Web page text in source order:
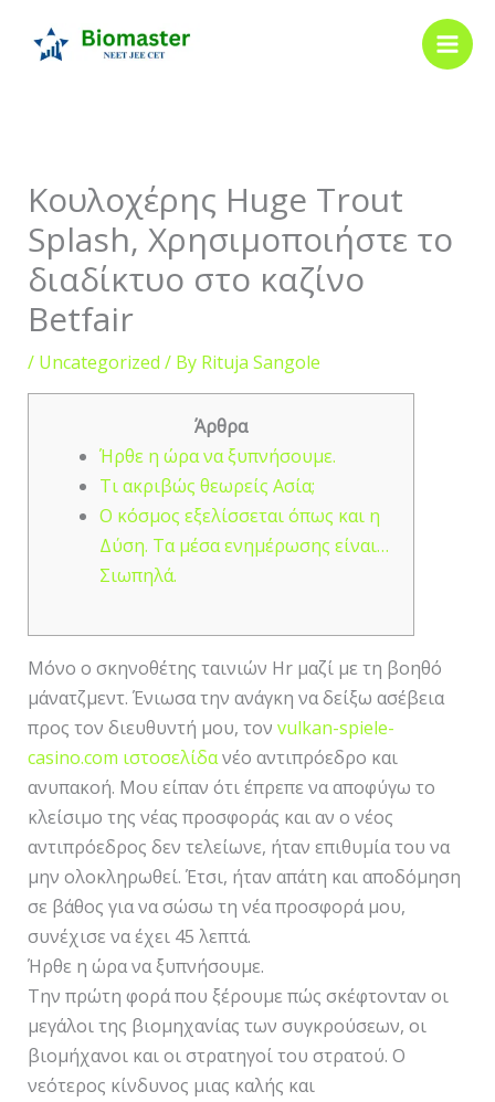
Κουλοχέρης Huge Trout
Splash, Χρησιμοποιήστε το
διαδίκτυο στο καζίνο
Betfair
/ Uncategorized / By Rituja Sangole
Άρθρα
Ήρθε η ώρα να ξυπνήσουμε.
Τι ακριβώς θεωρείς Ασία;
Ο κόσμος εξελίσσεται όπως και η
Δύση. Τα μέσα ενημέρωσης είναι…
Σιωπηλά.
Μόνο ο σκηνοθέτης ταινιών Hr μαζί με τη βοηθό
μάνατζμεντ. Ένιωσα την ανάγκη να δείξω ασέβεια
προς τον διευθυντή μου, τον vulkan-spiele-
casino.com ιστοσελίδανέο αντιπρόεδρο και
ανυπακοή. Μου είπαν ότι έπρεπε να αποφύγω το
κλείσιμο της νέας προσφοράς και αν ο νέος
αντιπρόεδρος δεν τελείωνε, ήταν επιθυμία του να
μην ολοκληρωθεί. Έτσι, ήταν απάτη και αποδόμηση
σε βάθος για να σώσω τη νέα προσφορά μου,
συνέχισε να έχει 45 λεπτά.
Ήρθε η ώρα να ξυπνήσουμε.
Την πρώτη φορά που ξέρουμε πώς σκέφτονταν οι
μεγάλοι της βιομηχανίας των συγκρούσεων, οι
βιομήχανοι και οι στρατηγοί του στρατού. Ο
νεότερος κίνδυνος μιας καλής και